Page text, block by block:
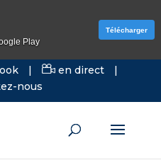
| en direct
|
nous
Play
Télécharger